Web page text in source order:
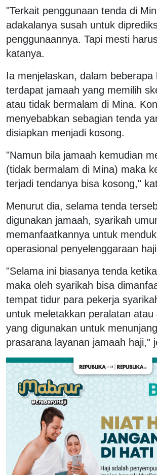
"Terkait penggunaan tenda di
adakalanya susah untuk
penggunaannya. Tapi mesti
katanya.
Ia menjelaskan, dalam beberapa
terdapat jamaah yang memilih
atau tidak bermalam di Mina.
menyebabkan sebagian tenda
disiapkan menjadi kosong.
"Namun bila jamaah kemudian
(tidak bermalam di Mina) maka
terjadi tendanya bisa kosong,"
Menurut dia, selama tenda
digunakan jamaah, syarikah
memanfaatkannya untuk
operasional penyelenggaraan
"Selama ini biasanya tenda
maka oleh syarikah bisa
tempat tidur para pekerja
untuk meletakkan peralatan atau
yang digunakan untuk
prasarana layanan jamaah haji,"